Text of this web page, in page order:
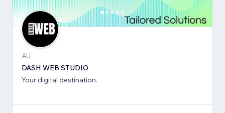
AU
DASH WEB STUDIO
Your digital destination.